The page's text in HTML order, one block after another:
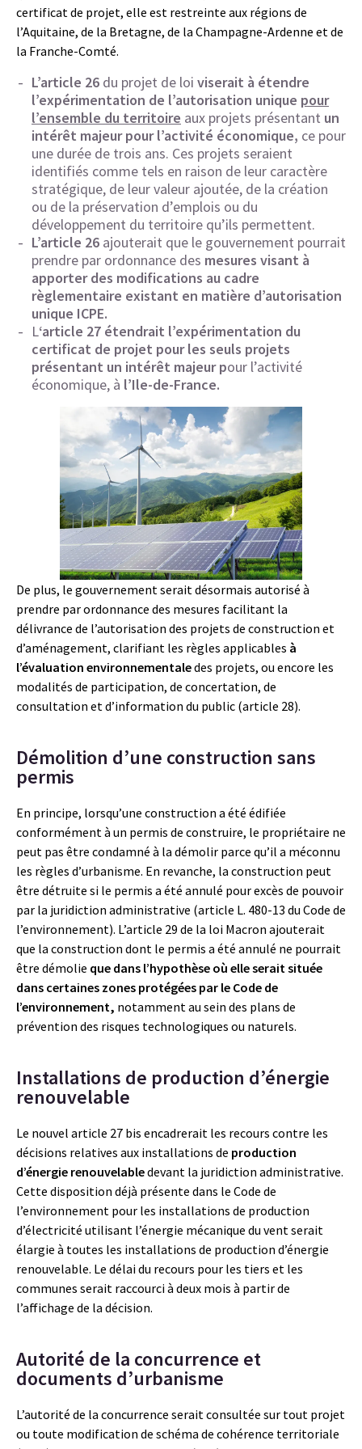
certificat de projet, elle est restreinte aux régions de
l’Aquitaine, de la Bretagne, de la Champagne-Ardenne et de
la Franche-Comté.
L’article 26 du projet de loi viserait à étendre
l’expérimentation de l’autorisation unique pour
l’ensemble du territoire aux projets présentant un
intérêt majeur pour l’activité économique, ce pour
une durée de trois ans. Ces projets seraient
identifiés comme tels en raison de leur caractère
stratégique, de leur valeur ajoutée, de la création
ou de la préservation d’emplois ou du
développement du territoire qu’ils permettent.
L’article 26 ajouterait que le gouvernement pourrait
prendre par ordonnance des mesures visant à
apporter des modifications au cadre
règlementaire existant en matière d’autorisation
unique ICPE.
L‘article 27 étendrait l’expérimentation du
certificat de projet pour les seuls projets
présentant un intérêt majeur pour l’activité
économique, à l’Ile-de-France.
De plus, le gouvernement serait désormais autorisé à
prendre par ordonnance des mesures facilitant la
délivrance de l’autorisation des projets de construction et
d’aménagement, clarifiant les règles applicables à
l’évaluation environnementaledes projets, ou encore les
modalités de participation, de concertation, de
consultation et d’information du public (article 28).
Démolition d’une construction sans
permis
En principe, lorsqu’une construction a été édifiée
conformément à un permis de construire, le propriétaire ne
peut pas être condamné à la démolir parce qu’il a méconnu
les règles d’urbanisme. En revanche, la construction peut
être détruite si le permis a été annulé pour excès de pouvoir
par la juridiction administrative (article L. 480-13 du Code de
l’environnement). L’article 29 de la loi Macron ajouterait
que la construction dont le permis a été annulé ne pourrait
être démolie que dans l’hypothèse où elle serait située
dans certaines zones protégées par le Code de
l’environnement, notamment au sein des plans de
prévention des risques technologiques ou naturels.
Installations de production d’énergie
renouvelable
Le nouvel article 27 bis encadrerait les recours contre les
décisions relatives aux installations de production
d’énergie renouvelabledevant la juridiction administrative.
Cette disposition déjà présente dans le Code de
l’environnement pour les installations de production
d’électricité utilisant l’énergie mécanique du vent serait
élargie à toutes les installations de production d’énergie
renouvelable. Le délai du recours pour les tiers et les
communes serait raccourci à deux mois à partir de
l’affichage de la décision.
Autorité de la concurrence et
documents d’urbanisme
L’autorité de la concurrence serait consultée sur tout projet
ou toute modification de schéma de cohérence territoriale